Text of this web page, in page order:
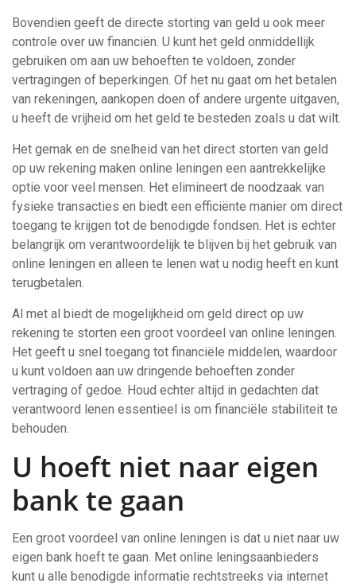
Bovendien geeft de directe storting van geld u ook meer
controle over uw financiën. U kunt het geld onmiddellijk
gebruiken om aan uw behoeften te voldoen, zonder
vertragingen of beperkingen. Of het nu gaat om het betalen
van rekeningen, aankopen doen of andere urgente uitgaven,
u heeft de vrijheid om het geld te besteden zoals u dat wilt.
Het gemak en de snelheid van het direct storten van geld
op uw rekening maken online leningen een aantrekkelijke
optie voor veel mensen. Het elimineert de noodzaak van
fysieke transacties en biedt een efficiënte manier om direct
toegang te krijgen tot de benodigde fondsen. Het is echter
belangrijk om verantwoordelijk te blijven bij het gebruik van
online leningen en alleen te lenen wat u nodig heeft en kunt
terugbetalen.
Al met al biedt de mogelijkheid om geld direct op uw
rekening te storten een groot voordeel van online leningen.
Het geeft u snel toegang tot financiële middelen, waardoor
u kunt voldoen aan uw dringende behoeften zonder
vertraging of gedoe. Houd echter altijd in gedachten dat
verantwoord lenen essentieel is om financiële stabiliteit te
behouden.
U hoeft niet naar eigen
bank te gaan
Een groot voordeel van online leningen is dat u niet naar uw
eigen bank hoeft te gaan. Met online leningsaanbieders
kunt u alle benodigde informatie rechtstreeks via internet